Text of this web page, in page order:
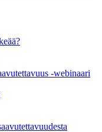
-webinaari